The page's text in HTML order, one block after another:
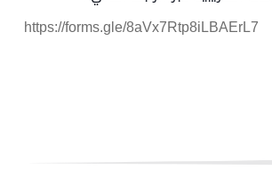
https://forms.gle/8aVx7Rtp8iLBAErL7